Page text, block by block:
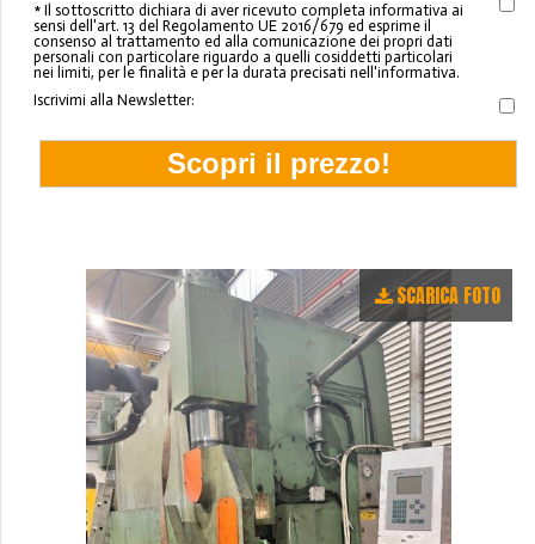
* Il sottoscritto dichiara di aver ricevuto completa informativa ai
sensi dell'art. 13 del Regolamento UE 2016/679 ed esprime il
consenso al trattamento ed alla comunicazione dei propri dati
personali con particolare riguardo a quelli cosiddetti particolari
nei limiti, per le finalità e per la durata precisati nell'informativa.
Iscrivimi alla Newsletter:
SCARICA FOTO